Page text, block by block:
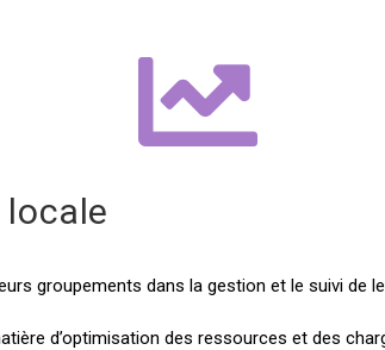
groupements dans la gestion et le suivi de
d’optimisation des ressources et des